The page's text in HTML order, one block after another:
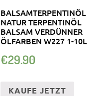
BALSAMTERPENTINÖL
NATUR TERPENTINÖL
BALSAM VERDÜNNER
ÖLFARBEN W227 1-10L
€29.90
KAUFE JETZT